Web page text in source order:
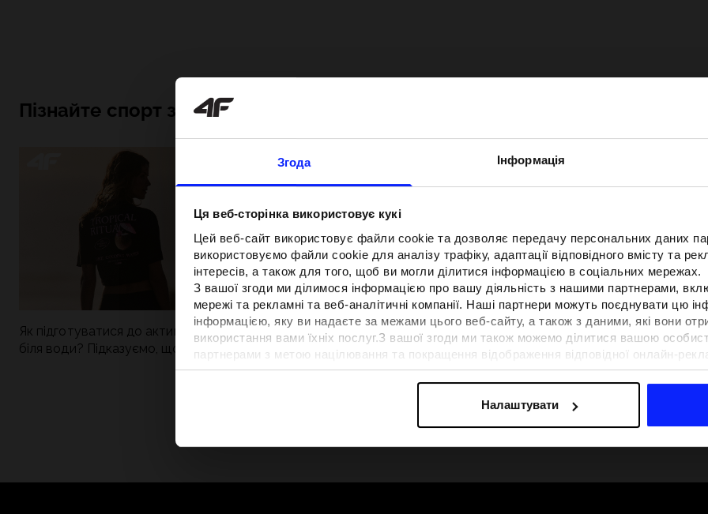
Згода Інформація
Ця веб-сторінка використовує кукі
Цей веб-сайт використовує файли cookie та дозволяє передачу персональних даних
використовуємо файли cookie для аналізу трафіку, адаптації відповідного вмісту та
інтересів, а також для того, щоб ви могли ділитися інформацією в соціальних мережах.
З вашої згоди ми ділимося інформацією про вашу діяльність з нашими партнерами,
мережі та рекламні та веб-аналітичні компанії. Наші партнери можуть поєднувати цю
інформацією, яку ви надаєте за межами цього веб-сайту, а також з даними, які вони
використання вами їхніх послуг.З вашої згоди ми також можемо ділитися вашою
партнерами з метою націлювання та покращення відображення відповідної онлайн-
відповідності вмісту та вдосконалення рішень, які пропонують наші партнери
Детальну інформацію можна знайти в нашійПолітиці конфіденційностіта в розділі
Налаштувати
Пізнайте спорт зсередини
Як підготуватися до активного дня
біля води? Підказуємо, що зібрати до
Нова колекція 4F для тенісу та
паделу. Спортивна функціональність
поєднується із сучасним стилем
Образи на фестиваль. Як
на музичні фестивалі?